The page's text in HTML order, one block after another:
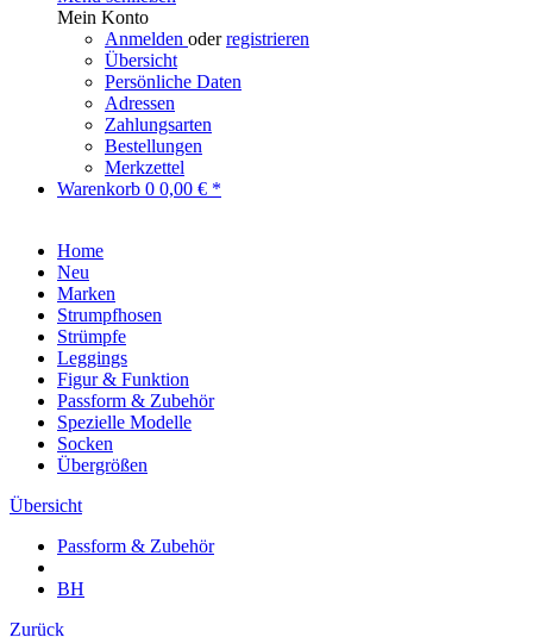
Mein Konto
Anmelden oderregistrieren
Übersicht
Persönliche Daten
Adressen
Zahlungsarten
Bestellungen
Merkzettel
Warenkorb 0 0,00 € *
Home
Neu
Marken
Strumpfhosen
Strümpfe
Leggings
Figur & Funktion
Passform & Zubehör
Spezielle Modelle
Socken
Übergrößen
Übersicht
Passform & Zubehör
BH
Zurück